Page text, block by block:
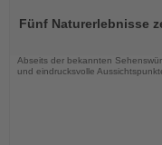
dieFünf Naturerlebnisse
Abseits der bekannten
und eindrucksvolle